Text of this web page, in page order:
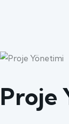
Proje